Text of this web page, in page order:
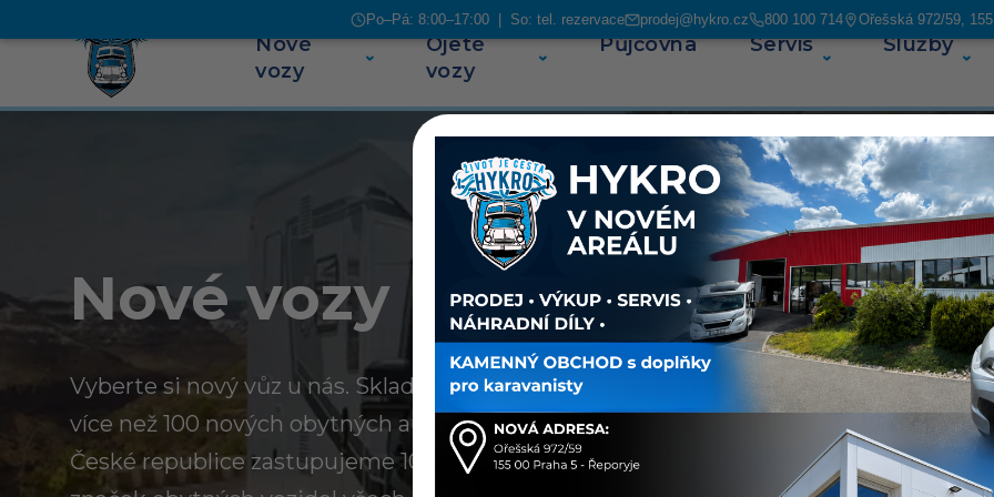
Po–Pá: 8:00–17:00 | So: tel. rezervace prodej@hykro.cz 800 100 714 Ořešská 972/59,
Přeskočit na obsah
Nové
vozy
Ojeté
vozy
Půjčovna Servis Služby
Nové vozy
Vyberte si nový vůz u nás. Skladem u nás najdete
více než 100 nových obytných aut a karavanů. V
České republice zastupujeme 10 evropských